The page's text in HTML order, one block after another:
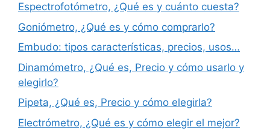
Espectrofotómetro, ¿Qué es y cuánto cuesta?
Goniómetro, ¿Qué es y cómo comprarlo?
Embudo: tipos características, precios, usos…
Dinamómetro, ¿Qué es, Precio y cómo usarlo y
elegirlo?
Pipeta, ¿Qué es, Precio y cómo elegirla?
Electrómetro, ¿Qué es y cómo elegir el mejor?